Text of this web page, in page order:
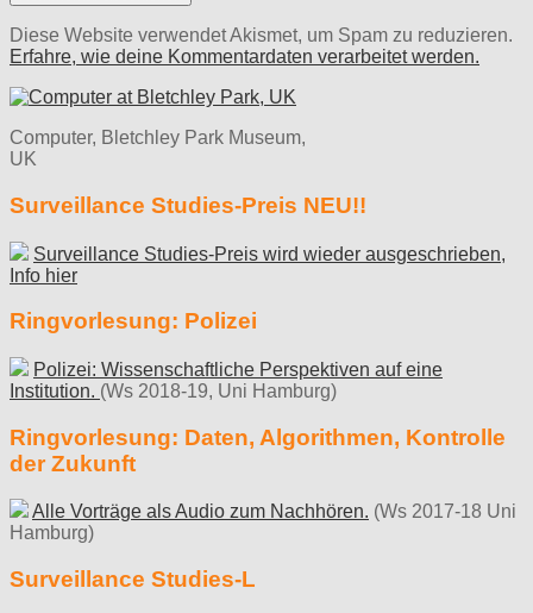
Diese Website verwendet Akismet, um Spam zu reduzieren.
Erfahre, wie deine Kommentardaten verarbeitet werden.
Computer, Bletchley Park Museum,
UK
Surveillance Studies-Preis NEU!!
Surveillance Studies-Preis wird wieder ausgeschrieben,
Info hier
Ringvorlesung: Polizei
Polizei: Wissenschaftliche Perspektiven auf eine
Institution. (Ws 2018-19, Uni Hamburg)
Ringvorlesung: Daten, Algorithmen, Kontrolle
der Zukunft
Alle Vorträge als Audio zum Nachhören. (Ws 2017-18 Uni
Hamburg)
Surveillance Studies-L